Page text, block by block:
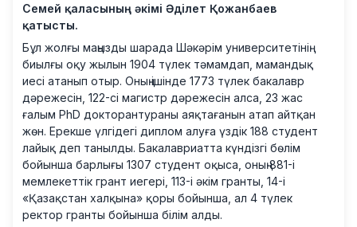
Семей қаласының әкімі Әділет Қожанбаев
қатысты.
Бұл жолғы маңызды шарада Шәкәрім университетінің
биылғы оқу жылын 1904 түлек тәмамдап, мамандық
иесі атанып отыр. Оның ішінде 1773 түлек бакалавр
дәрежесін, 122-сі магистр дәрежесін алса, 23 жас
ғалым PhD докторантураны аяқтағанын атап айтқан
жөн. Ерекше үлгідегі диплом алуға үздік 188 студент
лайық деп танылды. Бакалавриатта күндізгі бөлім
бойынша барлығы 1307 студент оқыса, оның 881-і
мемлекеттік грант иегері, 113-і әкім гранты, 14-і
«Қазақстан халқына» қоры бойынша, ал 4 түлек
ректор гранты бойынша білім алды.